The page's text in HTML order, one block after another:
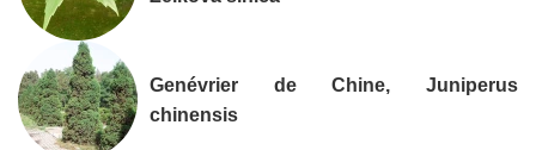
Genévrier de Chine, Juniperus
chinensis